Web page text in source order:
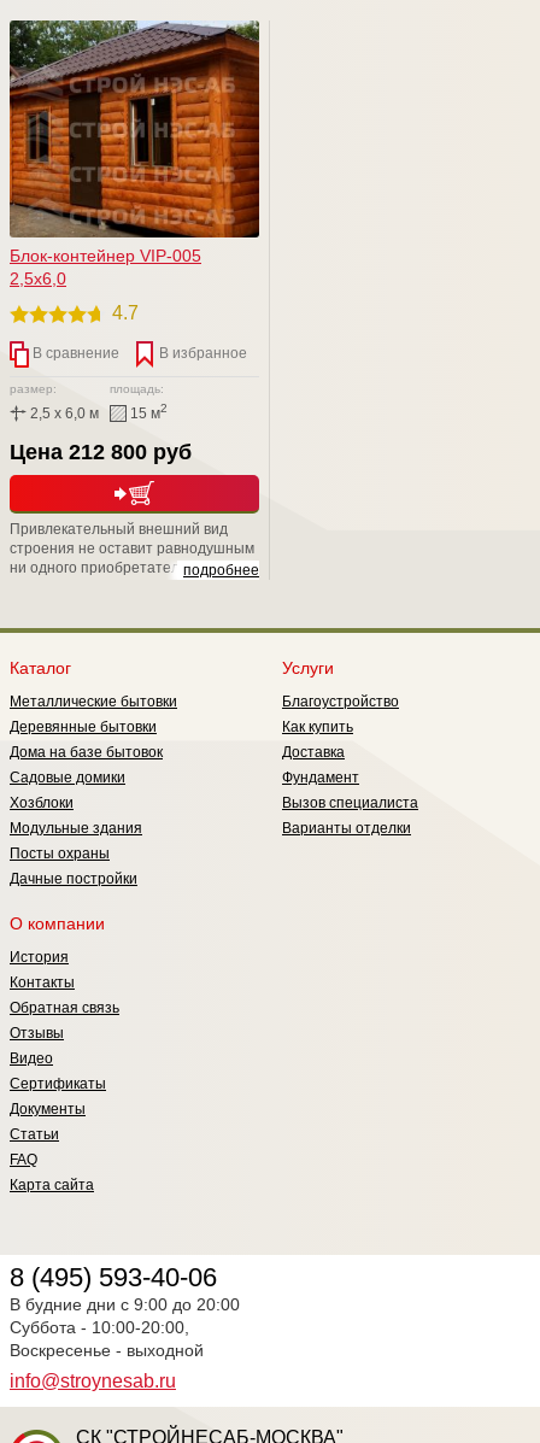
драгоценное время на то, чтобы
возводить своими руками не пойми
что. Доверьтесь профессионалам
из компании СТРОЙ НЭСАБ-н - и
Вы не разочаруетесь!
Блок-контейнер VIP-005
2,5х6,0
4.7
В сравнение В избранное
размер:
2,5 x 6,0 м
площадь:
15 м2
Цена 212 800 руб
подробнее
Привлекательный внешний вид
строения не оставит равнодушным
ни одного приобретателя. Скрытый
уникальную возможность положить
обеспечить круглогодичное
Каталог
Металлические бытовки
Деревянные бытовки
Дома на базе бытовок
Садовые домики
Хозблоки
Модульные здания
Посты охраны
Дачные постройки
Услуги
Благоустройство
Как купить
Доставка
Фундамент
Вызов специалиста
Варианты отделки
О компании
История
Контакты
Обратная связь
Отзывы
Видео
Сертификаты
Документы
Статьи
FAQ
Карта сайта
8 (495) 593-40-06
В будние дни с 9:00 до 20:00
Суббота - 10:00-20:00,
Воскресенье - выходной
info@stroynesab.ru
СК "СТРОЙНЕСАБ-МОСКВА"